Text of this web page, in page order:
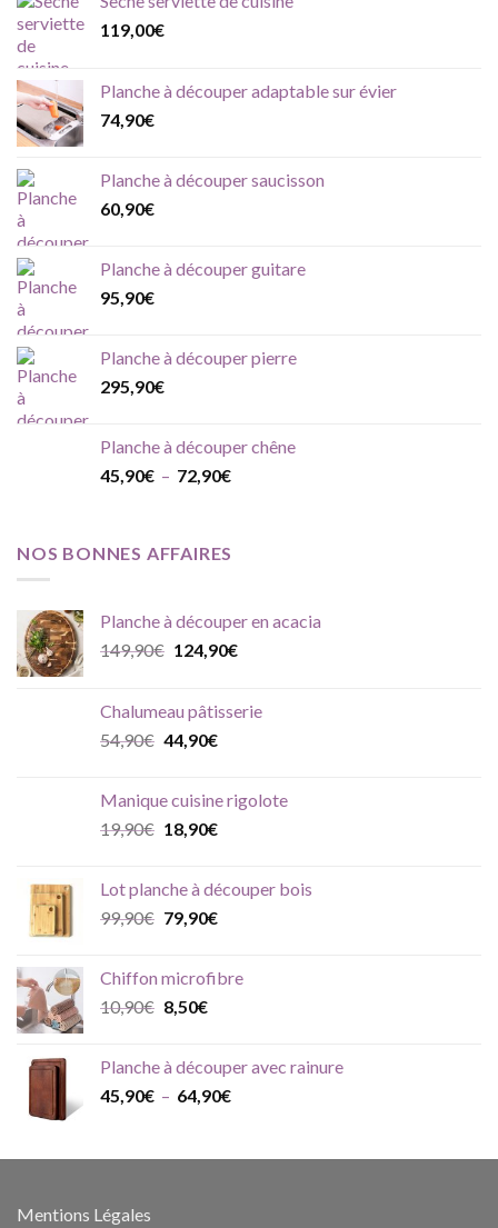
119,00€
Planche à découper adaptable sur évier
74,90€
Planche à découper saucisson
60,90€
Planche à découper guitare
95,90€
Planche à découper pierre
295,90€
Planche à découper chêne
45,90€ – 72,90€Plage
NOS BONNES AFFAIRES
Planche à découper en acacia
149,90€ Le
était :
149,90€.
124,90€Le
est :
Chalumeau pâtisserie
54,90€ Le
était :
54,90€.
44,90€Le
est :
44,90€.
Manique cuisine rigolote
19,90€ Le
était :
19,90€.
18,90€Le
est :
18,90€.
Lot planche à découper bois
99,90€ Le
était :
99,90€.
79,90€Le
est :
Chiffon microfibre
10,90€ Le
était :
10,90€.
8,50€Le
est :
8,50€.
Planche à découper avec rainure
45,90€ – 64,90€Plage
45,90€
Mentions Légales